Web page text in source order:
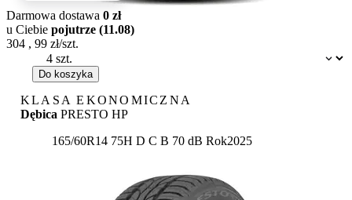
Dostępność:
Darmowa dostawa 0 zł
u Ciebie pojutrze (11.08)
304 , 99 zł/szt.
Do koszyka
KLASA EKONOMICZNA
Dębica PRESTO HP
165/60R14 75H Etykieta:
D C B 70 dB Rok2025